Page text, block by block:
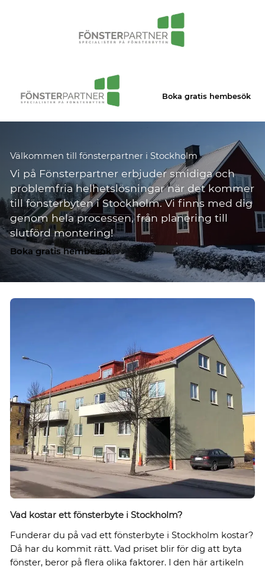
Boka gratis hembesök
Välkommen till fönsterpartner i Stockholm
Vi på Fönsterpartner erbjuder smidiga och
problemfria helhetslösningar när det kommer
till fönsterbyten i Stockholm. Vi finns med dig
genom hela processen, från planering till
slutförd montering!
Boka gratis hembesök
Vad kostar ett fönsterbyte i Stockholm?
Funderar du på vad ett fönsterbyte i Stockholm kostar?
Då har du kommit rätt. Vad priset blir för dig att byta
fönster, beror på flera olika faktorer. I den här artikeln